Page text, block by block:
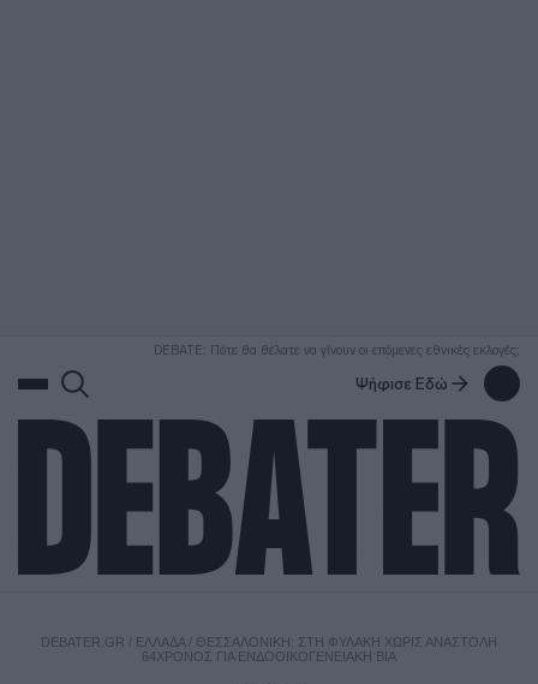
DEBATE: Πότε θα θέλατε να γίνουν οι επόμενες εθνικές εκλογές;
Ψήφισε Εδώ
DEBATER.GR / ΕΛΛΑΔΑ/ ΘΕΣΣΑΛΟΝΊΚΗ: ΣΤΗ ΦΥΛΑΚΉ ΧΩΡΊΣ ΑΝΑΣΤΟΛΉ
64ΧΡΟΝΟΣ ΓΙΑ ΕΝΔΟΟΙΚΟΓΕΝΕΙΑΚΉ ΒΊΑ